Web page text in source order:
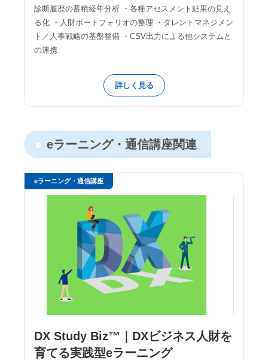
診断履歴の蓄積経年分析 ・各種アセスメント結果の見え
る化 ・人財ポートフォリオの整理 ・タレントマネジメン
ト／人事戦略の基盤整備 ・CSV出力による他システムと
の連携
詳しく見る
eラーニング・通信講座関連
eラーニング・通信講座
DX Study Biz™｜DXビジネス人財を
育てる実践型eラーニング